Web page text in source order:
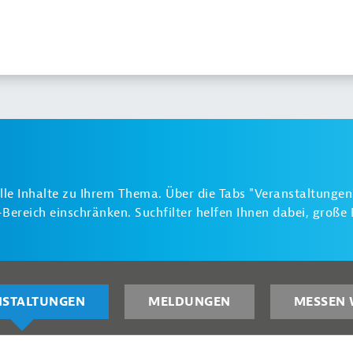
Inhalte zu Ihrem Thema. Über die Tabs
einschränken. Suchfilter helfen Ihnen dabei, große
MELDUNGEN MESSEN